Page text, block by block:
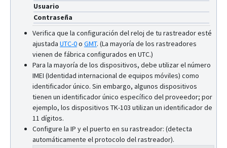
Usuario
Contraseña
Verifica que la configuración del reloj de tu rastreador esté
ajustada UTC-0o GMT. (La mayoría de los rastreadores
vienen de fábrica configurados en UTC.)
Para la mayoría de los dispositivos, debe utilizar el número
IMEI (Identidad internacional de equipos móviles) como
identificador único. Sin embargo, algunos dispositivos
tienen un identificador único específico del proveedor; por
ejemplo, los dispositivos TK-103 utilizan un identificador de
11 dígitos.
Configure la IP y el puerto en su rastreador: (detecta
automáticamente el protocolo del rastreador).